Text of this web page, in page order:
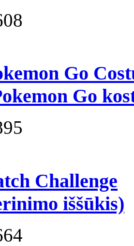
Go
Go
Challenge
iššūkis)